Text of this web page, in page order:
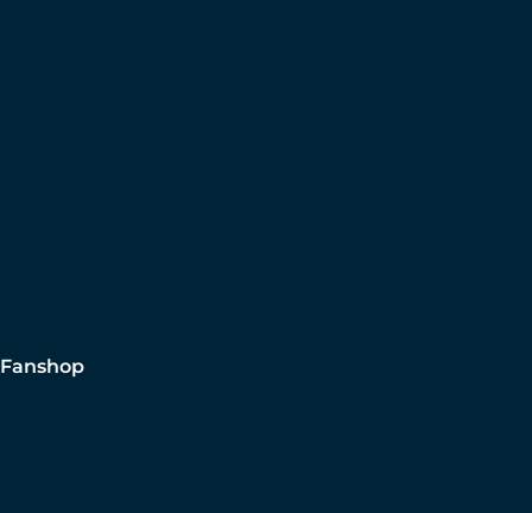
Fanshop